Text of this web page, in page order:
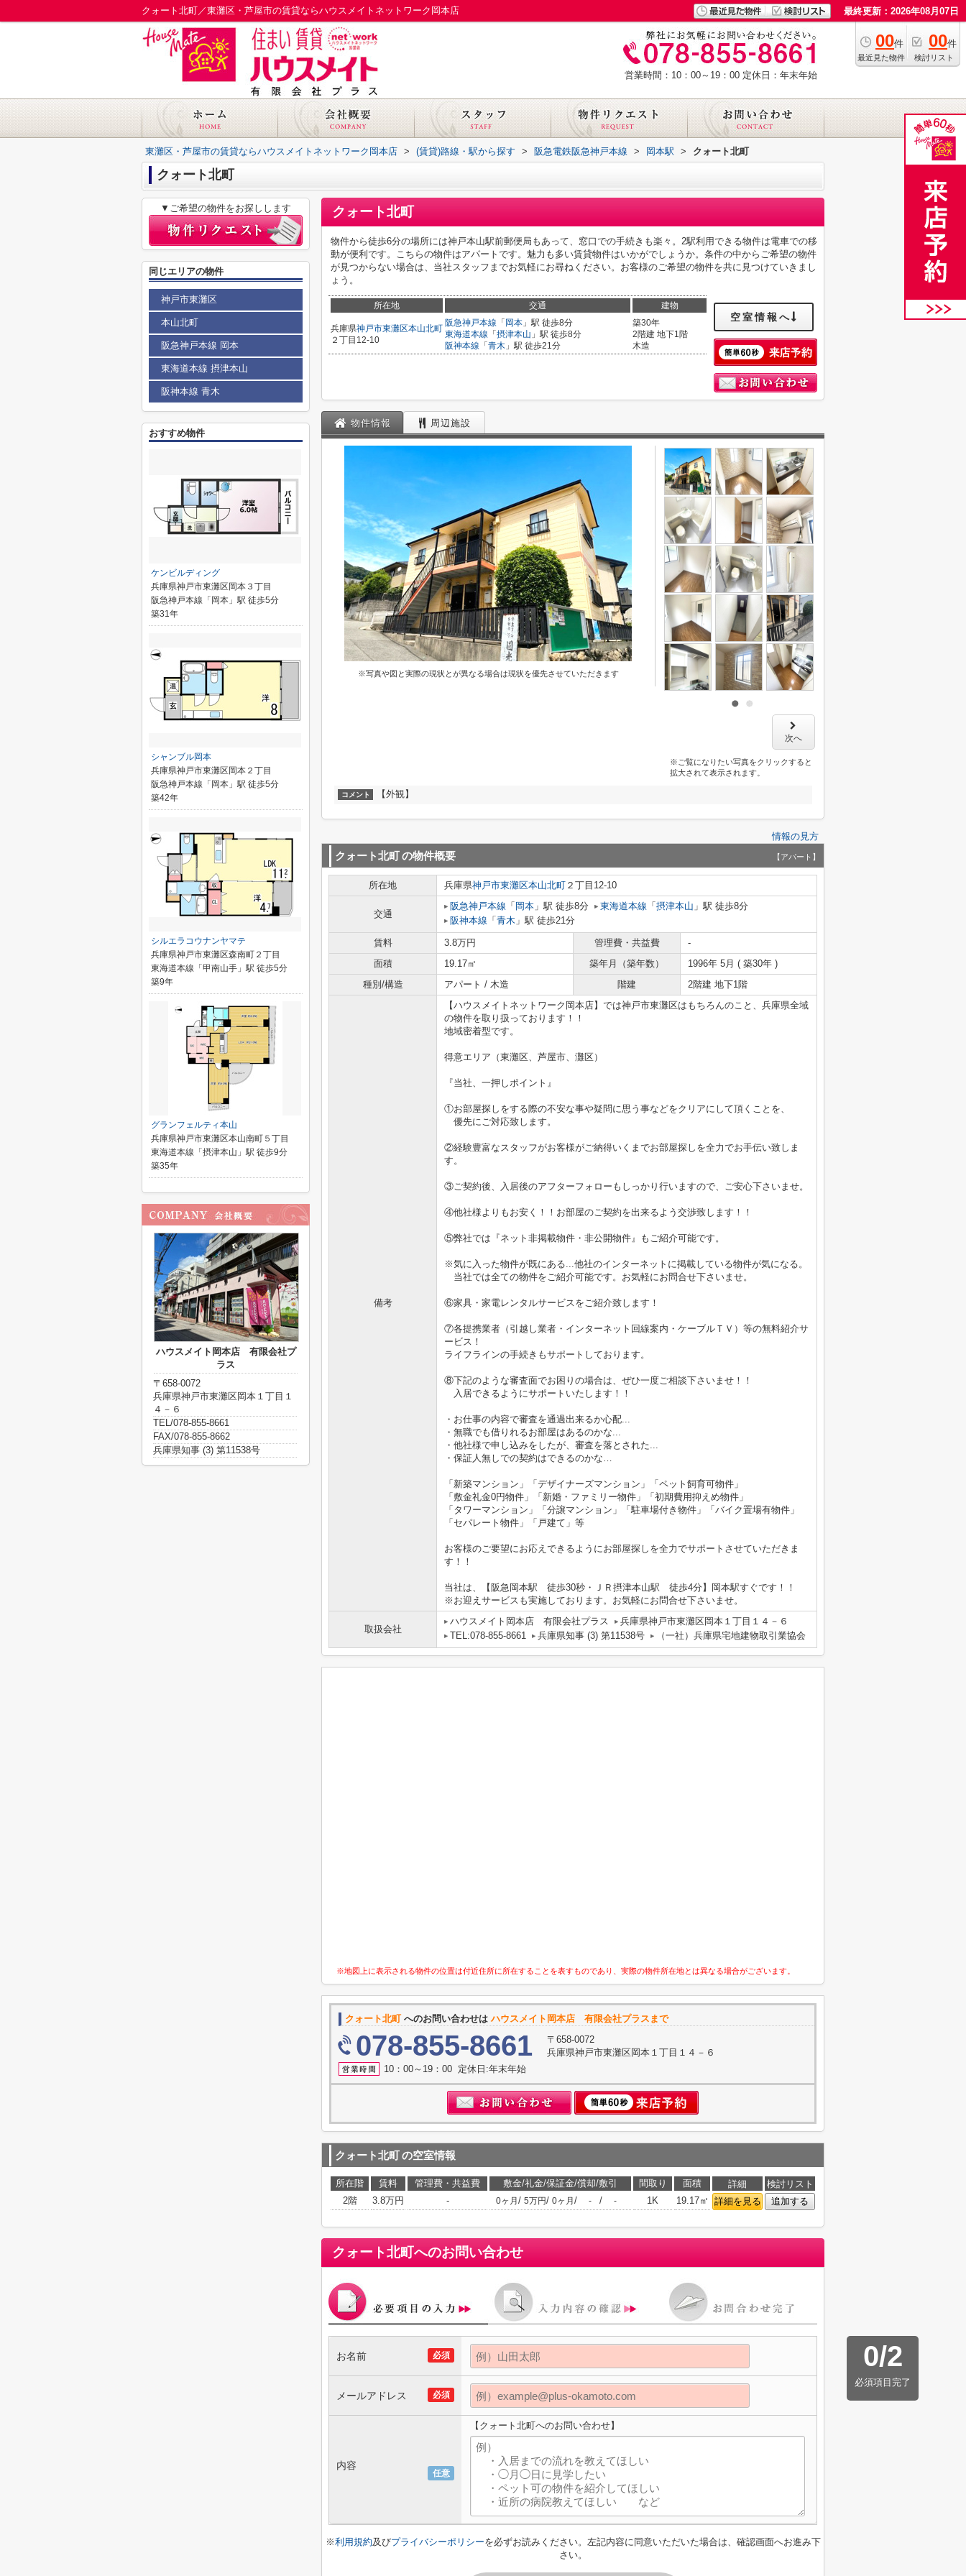
クォート北町／東灘区・芦屋市の賃貸ならハウスメイトネットワーク岡本店 最終更新：2026年08月07日
00件
最近見た物件
00件
検討リスト
営業時間：10：00～19：00 定休日：年末年始
東灘区・芦屋市の賃貸ならハウスメイトネットワーク岡本店 > (賃貸)路線・駅から探す > 阪急電鉄阪急神戸本線 > 岡本駅 > クォート北町
クォート北町
クォート北町
物件から徒歩6分の場所には神戸本山駅前郵便局もあって、窓口での手続きも楽々。2駅利用できる物件は電車での移
動が便利です。こちらの物件はアパートです。魅力も多い賃貸物件はいかがでしょうか。条件の中からご希望の物件
が見つからない場合は、当社スタッフまでお気軽にお尋ねください。お客様のご希望の物件を共に見つけていきまし
ょう。
所在地 交通 建物
兵庫県神戸市東灘区本山北町
２丁目12-10
阪急神戸本線 「 岡本 」駅 徒歩8分
東海道本線 「 摂津本山 」駅 徒歩8分
阪神本線 「 青木 」駅 徒歩21分
築30年
2階建 地下1階
木造
空室情報へ
物件情報 周辺施設
※写真や図と実際の現状とが異なる場合は現状を優先させていただきます
次へ
※ご覧になりたい写真をクリックすると
拡大されて表示されます。
コメント 【外観】
情報の見方
クォート北町の物件概要 【アパート】
所在地 兵庫県神戸市東灘区本山北町 ２丁目12-10
交通
阪急神戸本線 「 岡本 」駅 徒歩8分 東海道本線 「 摂津本山 」駅 徒歩8分
阪神本線 「 青木 」駅 徒歩21分
賃料 3.8万円 管理費・共益費
-
面積
19.17㎡ 築年月（築年数）
1996年 5月 ( 築30年 )
種別/構造
アパート / 木造 階建 2階建 地下1階
備考
【ハウスメイトネットワーク岡本店】では神戸市東灘区はもちろんのこと、兵庫県全域
の物件を取り扱っております！！
地域密着型です。
得意エリア（東灘区、芦屋市、灘区）
『当社、一押しポイント』
①お部屋探しをする際の不安な事や疑問に思う事などをクリアにして頂くことを、
優先にご対応致します。
②経験豊富なスタッフがお客様がご納得いくまでお部屋探しを全力でお手伝い致しま
す。
③ご契約後、入居後のアフターフォローもしっかり行いますので、ご安心下さいませ。
④他社様よりもお安く！！お部屋のご契約を出来るよう交渉致します！！
⑤弊社では『ネット非掲載物件・非公開物件』もご紹介可能です。
※気に入った物件が既にある...他社のインターネットに掲載している物件が気になる。
当社では全ての物件をご紹介可能です。お気軽にお問合せ下さいませ。
⑥家具・家電レンタルサービスをご紹介致します！
⑦各提携業者（引越し業者・インターネット回線案内・ケーブルＴＶ）等の無料紹介サ
ービス！
ライフラインの手続きもサポートしております。
⑧下記のような審査面でお困りの場合は、ぜひ一度ご相談下さいませ！！
入居できるようにサポートいたします！！
・お仕事の内容で審査を通過出来るか心配...
・無職でも借りれるお部屋はあるのかな...
・他社様で申し込みをしたが、審査を落とされた...
・保証人無しでの契約はできるのかな…
「新築マンション」「デザイナーズマンション」「ペット飼育可物件」
「敷金礼金0円物件」「新婚・ファミリー物件」「初期費用抑えめ物件」
「タワーマンション」「分譲マンション」「駐車場付き物件」「バイク置場有物件」
「セパレート物件」「戸建て」等
お客様のご要望にお応えできるようにお部屋探しを全力でサポートさせていただきま
す！！
当社は、【阪急岡本駅 徒歩30秒・ＪＲ摂津本山駅 徒歩4分】岡本駅すぐです！！
※お迎えサービスも実施しております。お気軽にお問合せ下さいませ。
取扱会社
ハウスメイト岡本店 有限会社プラス
兵庫県神戸市東灘区岡本１丁目１４－６
TEL:078-855-8661
兵庫県知事 (3) 第11538号 （一社）兵庫県宅地建物取引業協会
※地図上に表示される物件の位置は付近住所に所在することを表すものであり、実際の物件所在地とは異なる場合がございます。
クォート北町へのお問い合わせは ハウスメイト岡本店 有限会社プラスまで
078-855-8661
〒658-0072
兵庫県神戸市東灘区岡本１丁目１４－６
10：00～19：00 定休日:年末年始
クォート北町の空室情報
所在階 賃料 管理費・共益費 敷金/礼金/保証金/償却/敷引 間取り 面積 詳細
検討リスト
2階
3.8万円 - 0ヶ月 / 5万円/ 0ヶ月 / - / - 1K 19.17㎡ 詳細を見る 追加する
クォート北町へのお問い合わせ
0/2
必須項目完了
必須
お名前
必須
メールアドレス
任意
内容
【クォート北町へのお問い合わせ】
※利用規約及びプライバシーポリシーを必ずお読みください。左記内容に同意いただいた場合は、確認画面へお進み下
さい。
▼ご希望の物件をお探しします
同じエリアの物件
神戸市東灘区
本山北町
阪急神戸本線 岡本
東海道本線 摂津本山
阪神本線 青木
おすすめ物件
ケンビルディング
兵庫県神戸市東灘区岡本３丁目
阪急神戸本線「岡本」駅 徒歩5分
築31年
シャンブル岡本
兵庫県神戸市東灘区岡本２丁目
阪急神戸本線「岡本」駅 徒歩5分
築42年
シルエラコウナンヤマテ
兵庫県神戸市東灘区森南町２丁目
東海道本線「甲南山手」駅 徒歩5分
築9年
グランフェルティ本山
兵庫県神戸市東灘区本山南町５丁目
東海道本線「摂津本山」駅 徒歩9分
築35年
ハウスメイト岡本店 有限会社プ
ラス
〒658-0072
兵庫県神戸市東灘区岡本１丁目１
４－６
TEL/078-855-8661
FAX/078-855-8662
兵庫県知事 (3) 第11538号